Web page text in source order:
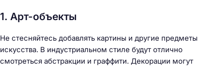
1. Арт-объекты
Не стесняйтесь добавлять картины и другие предметы
искусства. В индустриальном стиле будут отлично
смотреться абстракции и граффити. Декорации могут